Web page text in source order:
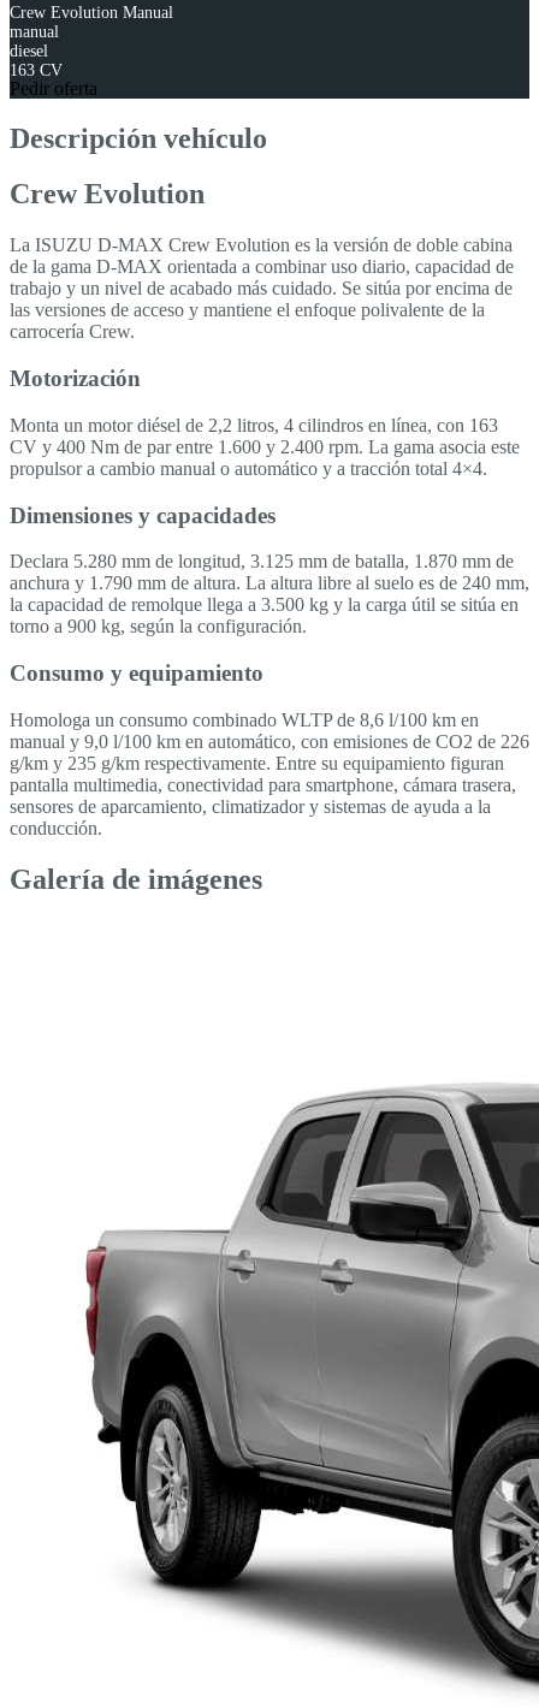
Crew Evolution Manual
manual
diesel
163 CV
Pedir oferta
Descripción vehículo
Crew Evolution
La ISUZU D-MAX Crew Evolution es la versión de doble cabina
de la gama D-MAX orientada a combinar uso diario, capacidad de
trabajo y un nivel de acabado más cuidado. Se sitúa por encima de
las versiones de acceso y mantiene el enfoque polivalente de la
carrocería Crew.
Motorización
Monta un motor diésel de 2,2 litros, 4 cilindros en línea, con 163
CV y 400 Nm de par entre 1.600 y 2.400 rpm. La gama asocia este
propulsor a cambio manual o automático y a tracción total 4×4.
Dimensiones y capacidades
Declara 5.280 mm de longitud, 3.125 mm de batalla, 1.870 mm de
anchura y 1.790 mm de altura. La altura libre al suelo es de 240 mm,
la capacidad de remolque llega a 3.500 kg y la carga útil se sitúa en
torno a 900 kg, según la configuración.
Consumo y equipamiento
Homologa un consumo combinado WLTP de 8,6 l/100 km en
manual y 9,0 l/100 km en automático, con emisiones de CO2 de 226
g/km y 235 g/km respectivamente. Entre su equipamiento figuran
pantalla multimedia, conectividad para smartphone, cámara trasera,
sensores de aparcamiento, climatizador y sistemas de ayuda a la
conducción.
Galería de imágenes